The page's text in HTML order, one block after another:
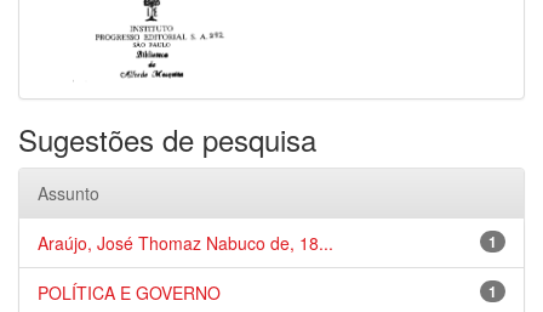
Sugestões de pesquisa
Assunto
1
Araújo, José Thomaz Nabuco de, 18...
1
POLÍTICA E GOVERNO